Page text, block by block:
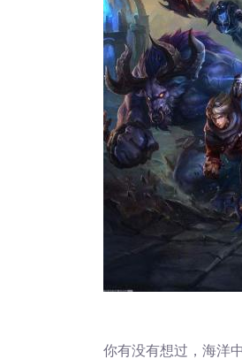
你有没有想过，海洋